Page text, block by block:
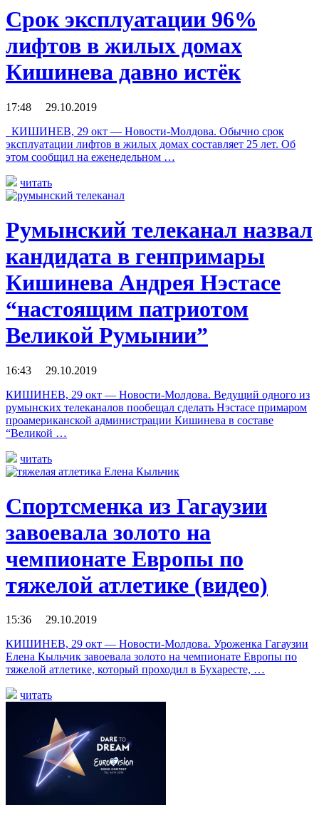
Срок эксплуатации 96%
лифтов в жилых домах
Кишинева давно истёк
17:48 29.10.2019
КИШИНЕВ, 29 окт — Новости-Молдова. Обычно срок
эксплуатации лифтов в жилых домах составляет 25 лет. Об
этом сообщил на еженедельном …
читать
Румынский телеканал назвал
кандидата в генпримары
Кишинева Андрея Нэстасе
“настоящим патриотом
Великой Румынии”
16:43 29.10.2019
КИШИНЕВ, 29 окт — Новости-Молдова. Ведущий одного из
румынских телеканалов пообещал сделать Нэстасе примаром
проамериканской администрации Кишинева в составе
“Великой …
читать
Спортсменка из Гагаузии
завоевала золото на
чемпионате Европы по
тяжелой атлетике (видео)
15:36 29.10.2019
КИШИНЕВ, 29 окт — Новости-Молдова. Уроженка Гагаузии
Елена Кыльчик завоевала золото на чемпионате Европы по
тяжелой атлетике, который проходил в Бухаресте, …
читать